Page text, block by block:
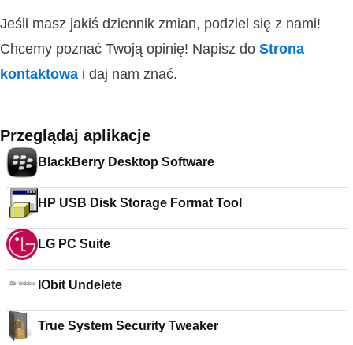
Jeśli masz jakiś dziennik zmian, podziel się z nami!
Chcemy poznać Twoją opinię! Napisz do Strona
kontaktowa i daj nam znać.
Przeglądaj aplikacje
BlackBerry Desktop Software
HP USB Disk Storage Format Tool
LG PC Suite
IObit Undelete
True System Security Tweaker